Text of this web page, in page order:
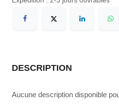
DESCRIPTION
Aucune description disponible